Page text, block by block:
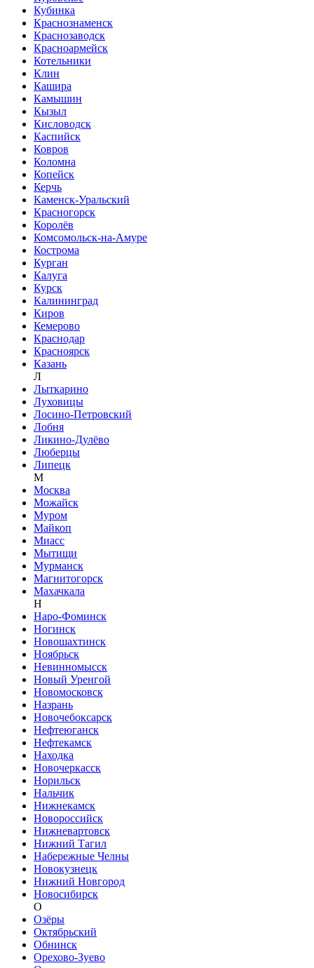
Кубинка
Краснознаменск
Краснозаводск
Красноармейск
Котельники
Клин
Кашира
Камышин
Кызыл
Кисловодск
Каспийск
Ковров
Коломна
Копейск
Керчь
Каменск-Уральский
Красногорск
Королёв
Комсомольск-на-Амуре
Кострома
Курган
Калуга
Курск
Калининград
Киров
Кемерово
Краснодар
Красноярск
Казань
Л
Лыткарино
Луховицы
Лосино-Петровский
Лобня
Ликино-Дулёво
Люберцы
Липецк
М
Москва
Можайск
Муром
Майкоп
Миасс
Мытищи
Мурманск
Магнитогорск
Махачкала
Н
Наро-Фоминск
Ногинск
Новошахтинск
Ноябрьск
Невинномысск
Новый Уренгой
Новомосковск
Назрань
Новочебоксарск
Нефтеюганск
Нефтекамск
Находка
Новочеркасск
Норильск
Нальчик
Нижнекамск
Новороссийск
Нижневартовск
Нижний Тагил
Набережные Челны
Новокузнецк
Нижний Новгород
Новосибирск
О
Озёры
Октябрьский
Обнинск
Орехово-Зуево